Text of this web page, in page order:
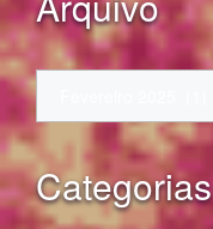
Arquivo
Categorias